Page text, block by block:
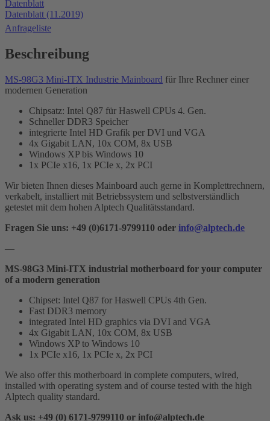
Datenblatt
Datenblatt (11.2019)
Anfrageliste
Beschreibung
MS-98G3 Mini-ITX Industrie Mainboard für Ihre Rechner einer
modernen Generation
Chipsatz: Intel Q87 für Haswell CPUs 4. Gen.
Schneller DDR3 Speicher
integrierte Intel HD Grafik per DVI und VGA
4x Gigabit LAN, 10x COM, 8x USB
Windows XP bis Windows 10
1x PCIe x16, 1x PCIe x, 2x PCI
Wir bieten Ihnen dieses Mainboard auch gerne in Komplettrechnern,
verkabelt, installiert mit Betriebssystem und selbstverständlich
getestet mit dem hohen Alptech Qualitätsstandard.
Fragen Sie uns: +49 (0)6171-9799110 oder info@alptech.de
—
MS-98G3 Mini-ITX industrial motherboard for your computer
of a modern generation
Chipset: Intel Q87 for Haswell CPUs 4th Gen.
Fast DDR3 memory
integrated Intel HD graphics via DVI and VGA
4x Gigabit LAN, 10x COM, 8x USB
Windows XP to Windows 10
1x PCIe x16, 1x PCIe x, 2x PCI
We also offer this motherboard in complete computers, wired,
installed with operating system and of course tested with the high
Alptech quality standard.
Ask us: +49 (0) 6171-9799110 or info@alptech.de